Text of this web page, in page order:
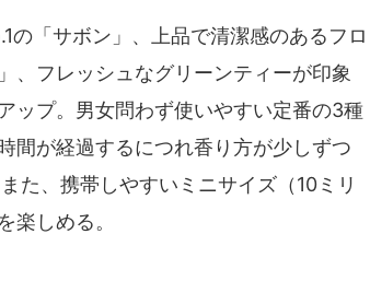
「サボン」、上品で清潔感のあるフロ
、フレッシュなグリーンティーが印象
ップ。男女問わず使いやすい定番の3種
間が経過するにつれ香り方が少しずつ
た、携帯しやすいミニサイズ（10ミリ
楽しめる。